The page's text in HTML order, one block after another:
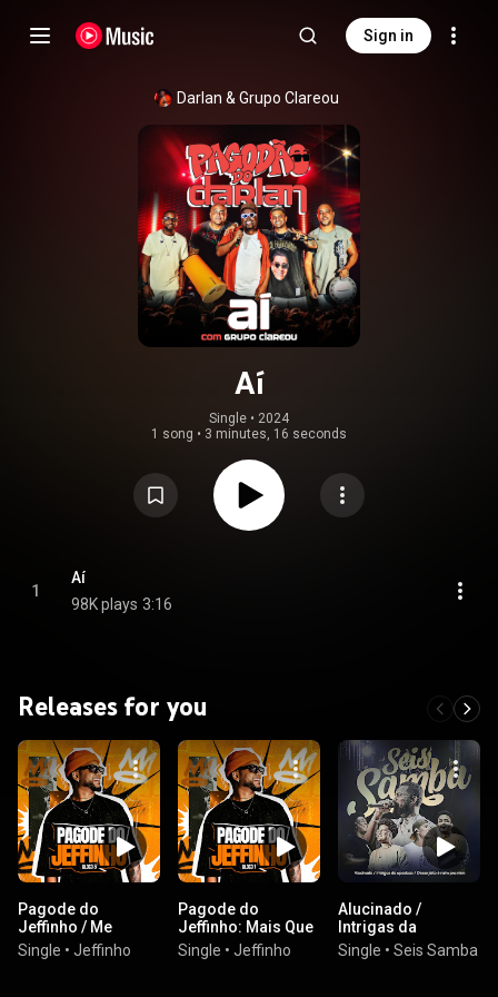
Sign in
Darlan & Grupo Clareou
Aí
Single • 2024
1 song • 3 minutes, 16 seconds
1
Aí
98K plays 3:16
Releases for you
Pagode do
Jeffinho / Me
Bloqueia / Instinto /
Ela / É Natural
Single • Jeffinho
Pagode do
Jeffinho: Mais Que
Amigo / Acordar
Com Você / Tchau
Single • Jeffinho
Alucinado /
Intrigas da
oposição / Desse
jeito é ruim pra
Single • Seis Samba